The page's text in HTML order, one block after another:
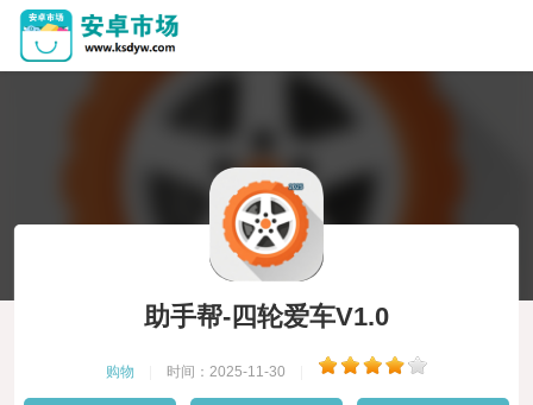
助手帮-四轮爱车V1.0
购物 时间：2025-11-30